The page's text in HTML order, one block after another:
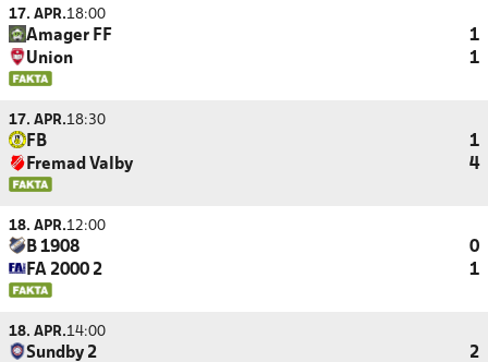
17. APR.18:00
Amager FF
1
Union
1
17. APR.18:30
FB
1
Fremad Valby
4
18. APR.12:00
B 1908
0
FA 2000 2
1
18. APR.14:00
Sundby 2
2